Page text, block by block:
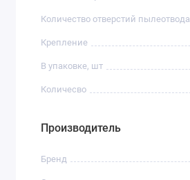
Количество отверстий пылеотвода
Крепление
В упаковке, шт
Количесво
Производитель
Бренд